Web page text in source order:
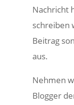
Nachricht
schreiben
Beitrag
aus.
Nehmen
Blogger